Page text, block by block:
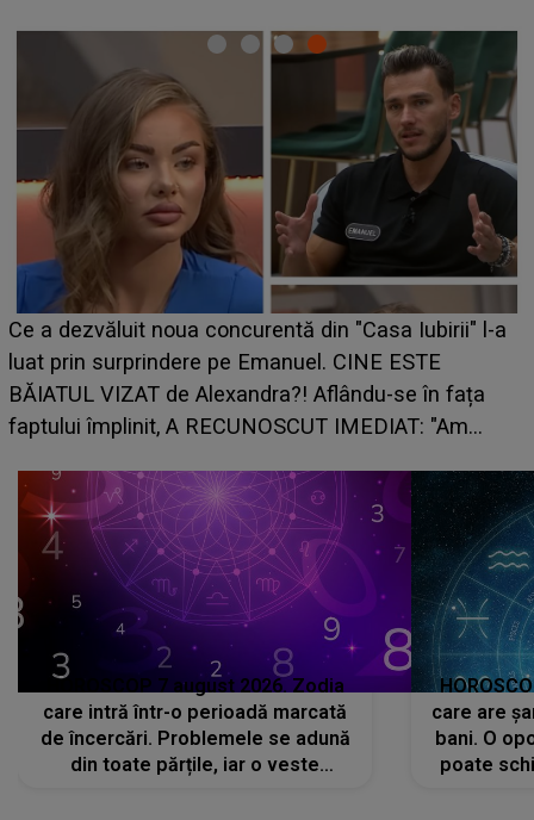
concurentă din "Casa Iubirii" l-a
pe Emanuel. CINE ESTE
Aflându-se în fața
IMEDIAT: "Am
HOROSCOP de
care riscă să
grabă îi aduce
planurile peste cap
HOROSCOP 7 august 2026. Zodia
care intră într-o perioadă marcată
de încercări. Problemele se adună
din toate părțile, iar o veste
care are
bani. O
poate